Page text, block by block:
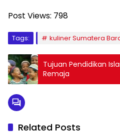
Post Views: 798
Tags: kuliner Sumatera
Tujuan Pendidikan
Remaja
Related Posts